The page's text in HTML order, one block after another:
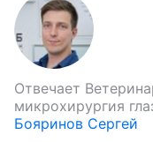
Отвечает
микрохирургия
Бояринов Сергей